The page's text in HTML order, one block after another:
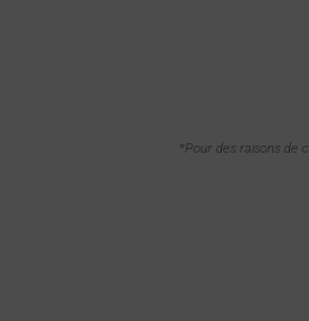
*Pour des raisons de